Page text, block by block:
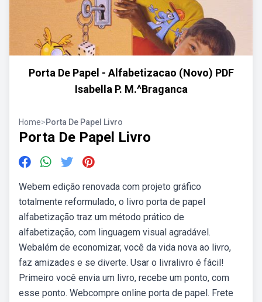
Porta De Papel - Alfabetizacao (Novo) PDF
Isabella P. M.^Braganca
Home>Porta De Papel Livro
Porta De Papel Livro
Webem edição renovada com projeto gráfico
totalmente reformulado, o livro porta de papel
alfabetização traz um método prático de
alfabetização, com linguagem visual agradável.
Webalém de economizar, você da vida nova ao livro,
faz amizades e se diverte. Usar o livralivro é fácil!
Primeiro você envia um livro, recebe um ponto, com
esse ponto. Webcompre online porta de papel. Frete